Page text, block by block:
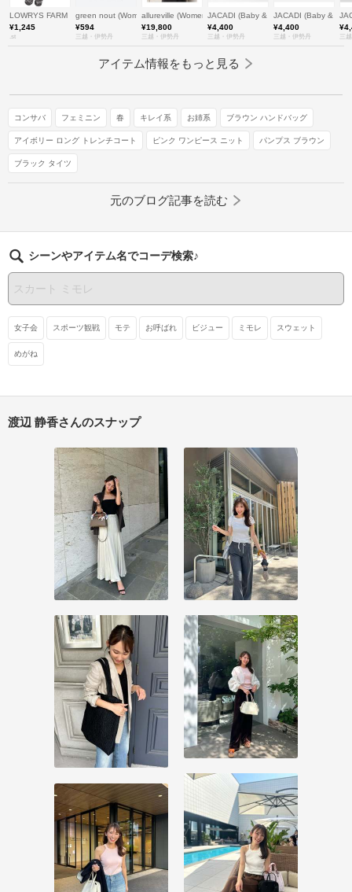
LOWRYS FARM
¥1,245
.st
green nout (Women/大きいサイズ)/グリーンノート
¥594
三越・伊勢丹
allureville (Women)/アルアバイル
¥19,800
三越・伊勢丹
JACADI (Baby & Kids)/ジャカディ
¥4,400
三越・伊勢丹
JACADI (Baby &
¥4,400
三越・伊勢丹 三
アイテム情報をもっと見る
コンサバ フェミニン 春 キレイ系 お姉系 ブラウン ハンドバッグ
アイボリー ロング トレンチコート ピンク ワンピース ニット パンプス ブラウン
ブラック タイツ
元のブログ記事を読む
シーンやアイテム名でコーデ検索♪
女子会 スポーツ観戦 モテ お呼ばれ ビジュー ミモレ スウェット
めがね
渡辺 静香さんのスナップ